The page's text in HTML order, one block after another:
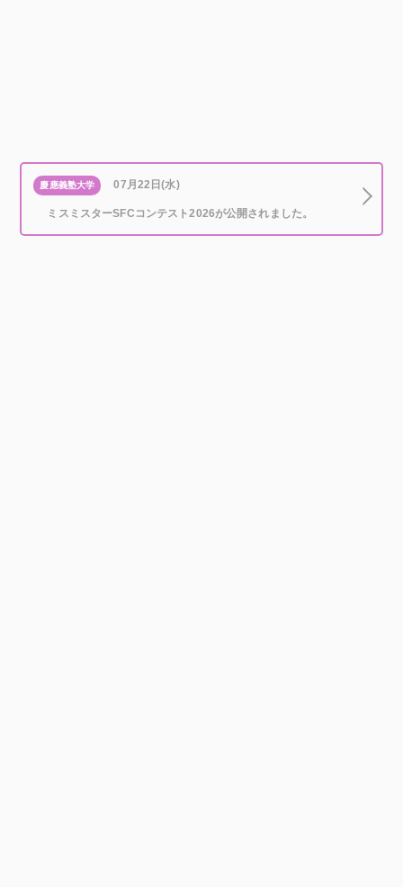
慶應義塾大学 07月22日(水)
ミスミスターSFCコンテスト2026が公開されました。